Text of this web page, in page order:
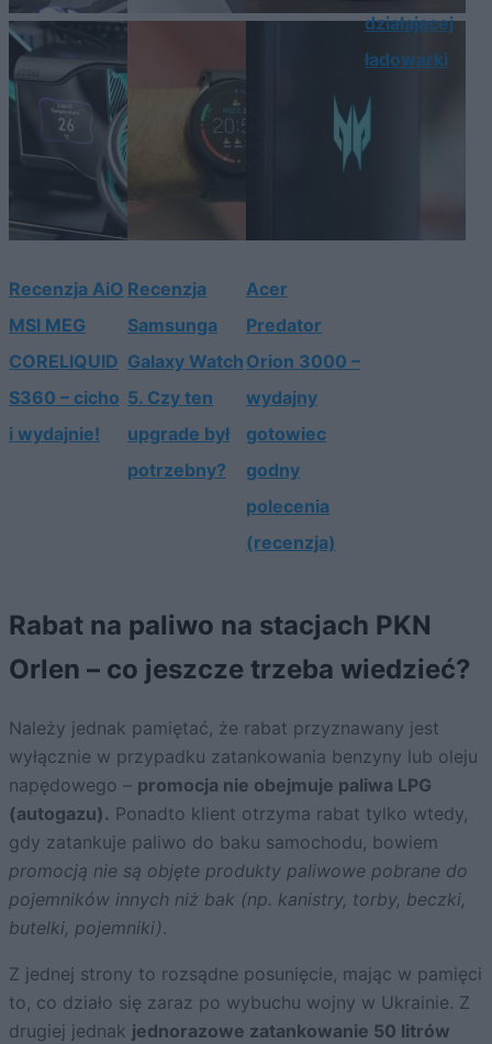
Recenzja AiO
MSI MEG
CORELIQUID
S360 – cicho
i wydajnie!
Recenzja
Samsunga
Galaxy Watch
5. Czy ten
upgrade był
potrzebny?
Acer
Predator
Orion 3000 –
wydajny
gotowiec
godny
polecenia
(recenzja)
działającej
ładowarki
Rabat na paliwo na stacjach PKN
Orlen – co jeszcze trzeba wiedzieć?
Należy jednak pamiętać, że rabat przyznawany jest
wyłącznie w przypadku zatankowania benzyny lub oleju
napędowego – promocja nie obejmuje paliwa LPG
(autogazu). Ponadto klient otrzyma rabat tylko wtedy,
gdy zatankuje paliwo do baku samochodu, bowiem
promocją nie są objęte produkty paliwowe pobrane do
pojemników innych niż bak (np. kanistry, torby, beczki,
butelki, pojemniki).
Z jednej strony to rozsądne posunięcie, mając w pamięci
to, co działo się zaraz po wybuchu wojny w Ukrainie. Z
drugiej jednak jednorazowe zatankowanie 50 litrów